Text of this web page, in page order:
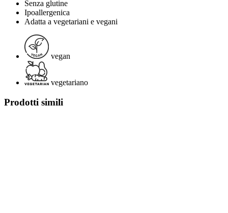
Senza glutine
Ipoallergenica
Adatta a vegetariani e vegani
vegan
vegetariano
Prodotti simili